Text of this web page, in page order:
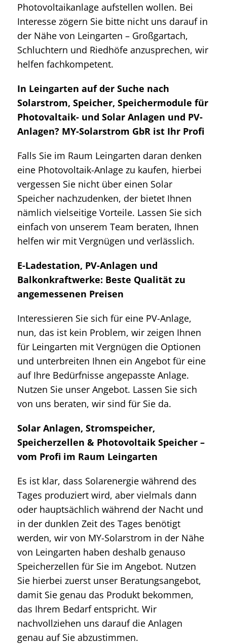
Photovoltaikanlage aufstellen wollen. Bei
Interesse zögern Sie bitte nicht uns darauf in
der Nähe von Leingarten – Großgartach,
Schluchtern und Riedhöfe anzusprechen, wir
helfen fachkompetent.
In Leingarten auf der Suche nach
Solarstrom, Speicher, Speichermodule für
Photovaltaik- und Solar Anlagen und PV-
Anlagen? MY-Solarstrom GbR ist Ihr Profi
Falls Sie im Raum Leingarten daran denken
eine Photovoltaik-Anlage zu kaufen, hierbei
vergessen Sie nicht über einen Solar
Speicher nachzudenken, der bietet Ihnen
nämlich vielseitige Vorteile. Lassen Sie sich
einfach von unserem Team beraten, Ihnen
helfen wir mit Vergnügen und verlässlich.
E-Ladestation, PV-Anlagen und
Balkonkraftwerke: Beste Qualität zu
angemessenen Preisen
Interessieren Sie sich für eine PV-Anlage,
nun, das ist kein Problem, wir zeigen Ihnen
für Leingarten mit Vergnügen die Optionen
und unterbreiten Ihnen ein Angebot für eine
auf Ihre Bedürfnisse angepasste Anlage.
Nutzen Sie unser Angebot. Lassen Sie sich
von uns beraten, wir sind für Sie da.
Solar Anlagen, Stromspeicher,
Speicherzellen & Photovoltaik Speicher –
vom Profi im Raum Leingarten
Es ist klar, dass Solarenergie während des
Tages produziert wird, aber vielmals dann
oder hauptsächlich während der Nacht und
in der dunklen Zeit des Tages benötigt
werden, wir von MY-Solarstrom in der Nähe
von Leingarten haben deshalb genauso
Speicherzellen für Sie im Angebot. Nutzen
Sie hierbei zuerst unser Beratungsangebot,
damit Sie genau das Produkt bekommen,
das Ihrem Bedarf entspricht. Wir
nachvollziehen uns darauf die Anlagen
genau auf Sie abzustimmen.